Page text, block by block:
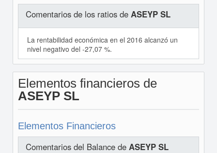
Comentarios de los ratios de ASEYP SL
La rentabilidad económica en el 2016 alcanzó un
nivel negativo del -27,07 %.
Elementos financieros de
ASEYP SL
Elementos Financieros
Comentarios del Balance de ASEYP SL